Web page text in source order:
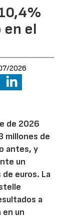
el
2026
de 2026
millones de
antes, y
un
euros. La
a
en un